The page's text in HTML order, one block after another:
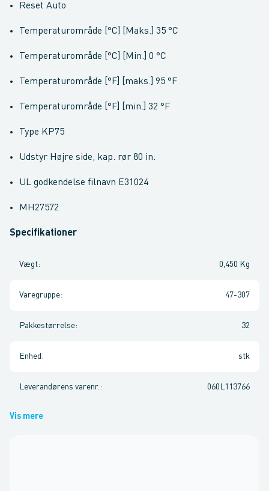
Reset Auto
Temperaturområde [°C] [Maks.] 35 °C
Temperaturområde [°C] [Min.] 0 °C
Temperaturområde [°F] [maks.] 95 °F
Temperaturområde [°F] [min.] 32 °F
Type KP75
Udstyr Højre side, kap. rør 80 in.
UL godkendelse filnavn E31024
MH27572
Specifikationer
Vægt: 0,450 Kg
Varegruppe: 47-307
Pakkestørrelse: 32
Enhed : stk
Leverandørens varenr. : 060L113766
Vis mere